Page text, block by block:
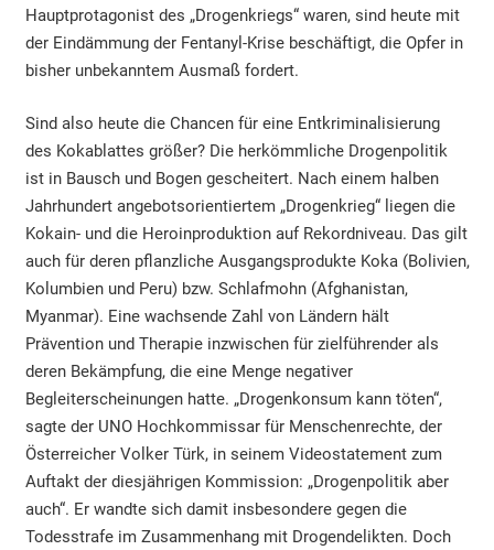
Hauptprotagonist des „Drogenkriegs“ waren, sind heute mit
der Eindämmung der Fentanyl-Krise beschäftigt, die Opfer in
bisher unbekanntem Ausmaß fordert.
Sind also heute die Chancen für eine Entkriminalisierung
des Kokablattes größer? Die herkömmliche Drogenpolitik
ist in Bausch und Bogen gescheitert. Nach einem halben
Jahrhundert angebotsorientiertem „Drogenkrieg“ liegen die
Kokain- und die Heroinproduktion auf Rekordniveau. Das gilt
auch für deren pflanzliche Ausgangsprodukte Koka (Bolivien,
Kolumbien und Peru) bzw. Schlafmohn (Afghanistan,
Myanmar). Eine wachsende Zahl von Ländern hält
Prävention und Therapie inzwischen für zielführender als
deren Bekämpfung, die eine Menge negativer
Begleiterscheinungen hatte. „Drogenkonsum kann töten“,
sagte der UNO Hochkommissar für Menschenrechte, der
Österreicher Volker Türk, in seinem Videostatement zum
Auftakt der diesjährigen Kommission: „Drogenpolitik aber
auch“. Er wandte sich damit insbesondere gegen die
Todesstrafe im Zusammenhang mit Drogendelikten. Doch